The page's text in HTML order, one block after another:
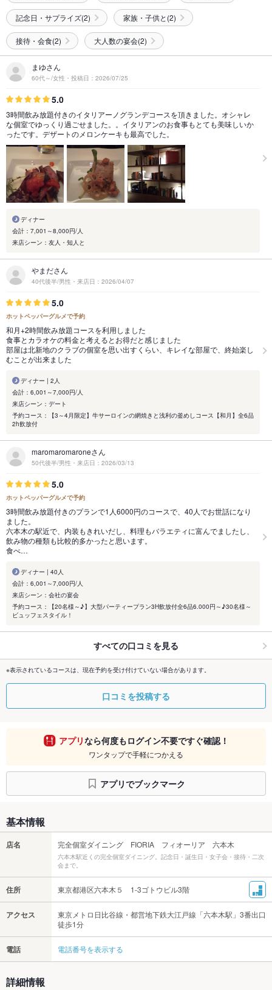
記念日・サプライズ(2) 家族・子供と(2)
接待・会食(2) 大人数の宴会(2)
まゆさん
60代～/女性・投稿日：2026/07/25
5.0
3時間飲み放題付きのイタリアーノグランデコースを頂きました。オシャレ
な個室でゆっくり過ごせました。。イタリアンのお食事もとても美味しいか
ったです。デザートのメロンケーキも最高でした。
ディナー
会計：7,001～8,000円/人
来店シーン：友人・知人と
やまださん
40代後半/男性・来店日：2026/04/07
5.0
ホットペッパーグルメで予約
和月+2時間飲み放題コースを利用しました
食事とカラオケの料金と考えるとお得だと感じました
部屋は北新地のクラブの個室を思い出すくらい、キレイな部屋で、終始楽し
むことが出来ました
ディナー | 2人
会計：6,001～7,000円/人
来店シーン：デート
予約コース：【3～4月限定】牛サーロインの網焼きと浅利の釜めしコース【和月】全6品
2h飲放付
maromaromaroneさん
50代後半/男性・来店日：2026/03/13
5.0
ホットペッパーグルメで予約
3時間飲み放題付きのプランで1人6000円のコースで、40人でお世話になり
ました。
六本木の駅近で、内装もきれいだし、料理もバラエティに富んでましたし、
飲み物の種類も比較的多かったと思います。
食べ…
ディナー | 40人
会計：6,001～7,000円/人
来店シーン：会社の宴会
予約コース：【20名様～♪】大型パーティープラン3H飲放付全6品6.000円～♪30名様～
ビュッフェスタイル！
すべての口コミを見る
※表示されているコースは、現在予約を受け付けていない場合があります。
口コミを投稿する
アプリなら何度もログイン不要ですぐ確認！
ワンタップで手軽につかえる
アプリでブックマーク
基本情報
店名 完全個室ダイニング FIORIA フィオーリア 六本木
六本木駅近くの完全個室ダイニング。記念日・誕生日・女子会・接待・二次
会まで。
住所 東京都港区六本木５ 1-3ゴトウビル3階
アクセス
東京メトロ日比谷線・都営地下鉄大江戸線「六本木駅」3番出口
徒歩1分
電話 電話番号を表示する
詳細情報